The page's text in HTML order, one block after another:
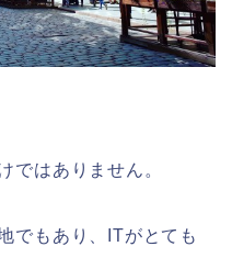
ではありません。
でもあり、ITがとても